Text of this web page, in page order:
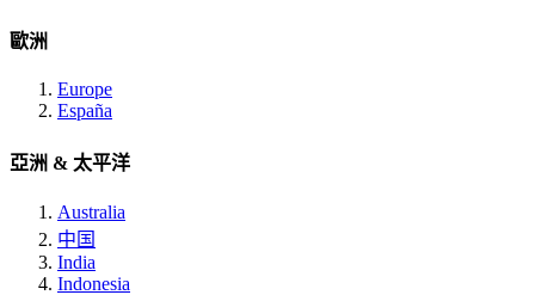
歐洲
Europe
España
亞洲 & 太平洋
Australia
中国
India
Indonesia